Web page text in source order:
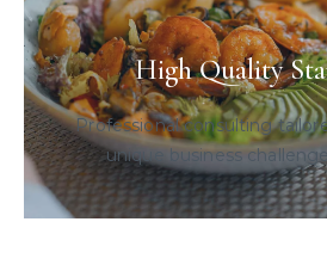
High Quality
Professional consulting
unique business